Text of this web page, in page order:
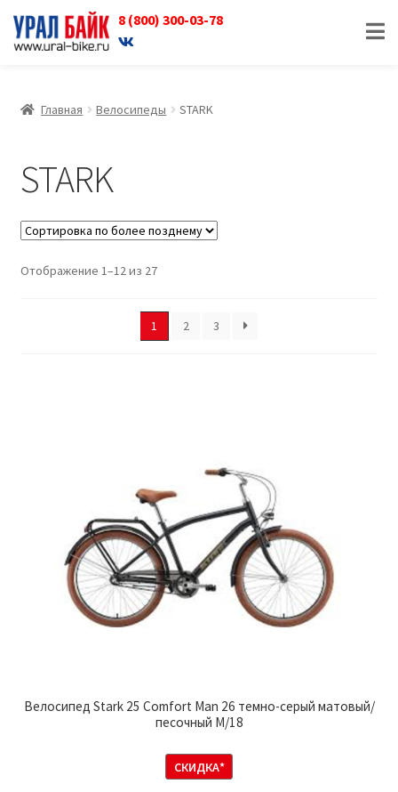
8 (800) 300-03-78
Перейти
к
Перейти
к
Главная Велосипеды STARK
STARK
Отображение 1–12 из 27
1 2 3
Велосипед Stark 25 Comfort Man 26 темно-серый матовый/
песочный M/18
СКИДКА*